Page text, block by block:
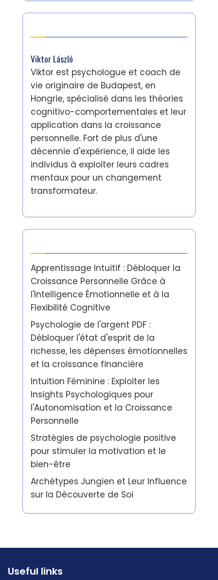
Viktor László
Viktor est psychologue et coach de
vie originaire de Budapest, en
Hongrie, spécialisé dans les théories
cognitivo-comportementales et leur
application dans la croissance
personnelle. Fort de plus d'une
décennie d'expérience, il aide les
individus à exploiter leurs cadres
mentaux pour un changement
transformateur.
Apprentissage Intuitif : Débloquer la
Croissance Personnelle Grâce à
l'Intelligence Émotionnelle et à la
Flexibilité Cognitive
Psychologie de l'argent PDF :
Débloquer l'état d'esprit de la
richesse, les dépenses émotionnelles
et la croissance financière
Intuition Féminine : Exploiter les
Insights Psychologiques pour
l'Autonomisation et la Croissance
Personnelle
Stratégies de psychologie positive
pour stimuler la motivation et le
bien-être
Archétypes Jungien et Leur Influence
sur la Découverte de Soi
Useful links